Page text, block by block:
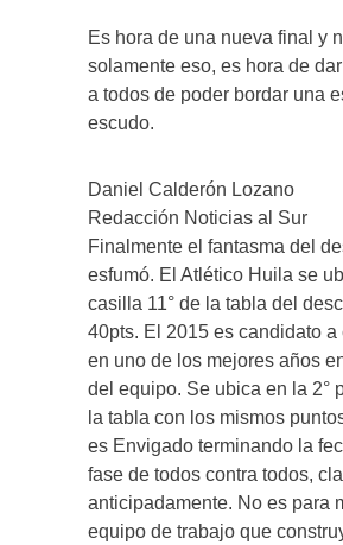
Es hora de una nueva final y
solamente eso, es hora de
a todos de poder bordar una
escudo.
Daniel Calderón Lozano
Redacción Noticias al Sur
Finalmente el fantasma del
esfumó. El Atlético Huila se
casilla 11° de la tabla del
40pts. El 2015 es candidato a
en uno de los mejores años
del equipo. Se ubica en la 2°
la tabla con los mismos
es Envigado terminando la
fase de todos contra todos,
anticipadamente. No es para
equipo de trabajo que